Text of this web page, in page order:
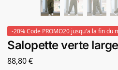
-20% Code PROMO20 jusqu'a la fin du
Salopette verte
88,80€